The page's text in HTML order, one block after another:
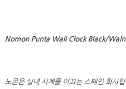
Nomon Punta Wall Clock Black/
노몬은 실내 시계를 이끄는 스페인 회사